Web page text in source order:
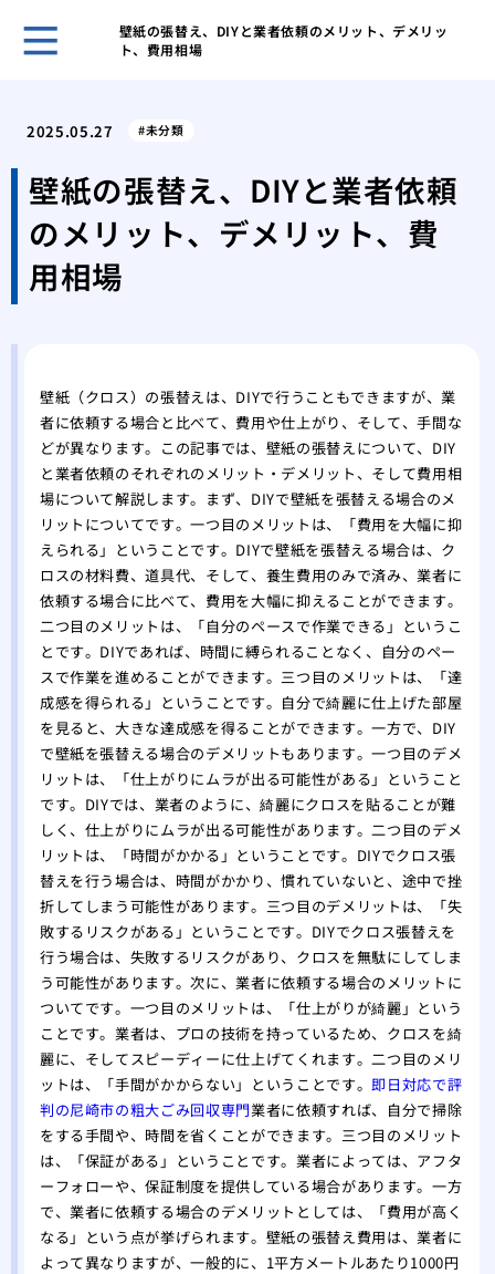
壁紙の張替え、DIYと業者依頼のメリット、デメリッ
ト、費用相場
す
ゴ
際
業
際
2025.05.27 未分類
壁紙の張替え、DIYと業者依頼
のメリット、デメリット、費
用相場
壁紙（クロス）の張替えは、DIYで行うこともできますが、業
者に依頼する場合と比べて、費用や仕上がり、そして、手間な
どが異なります。この記事では、壁紙の張替えについて、DIY
と業者依頼のそれぞれのメリット・デメリット、そして費用相
場について解説します。まず、DIYで壁紙を張替える場合のメ
リットについてです。一つ目のメリットは、「費用を大幅に抑
えられる」ということです。DIYで壁紙を張替える場合は、ク
ロスの材料費、道具代、そして、養生費用のみで済み、業者に
依頼する場合に比べて、費用を大幅に抑えることができます。
二つ目のメリットは、「自分のペースで作業できる」というこ
とです。DIYであれば、時間に縛られることなく、自分のペー
スで作業を進めることができます。三つ目のメリットは、「達
成感を得られる」ということです。自分で綺麗に仕上げた部屋
を見ると、大きな達成感を得ることができます。一方で、DIY
で壁紙を張替える場合のデメリットもあります。一つ目のデメ
リットは、「仕上がりにムラが出る可能性がある」ということ
です。DIYでは、業者のように、綺麗にクロスを貼ることが難
しく、仕上がりにムラが出る可能性があります。二つ目のデメ
リットは、「時間がかかる」ということです。DIYでクロス張
替えを行う場合は、時間がかかり、慣れていないと、途中で挫
折してしまう可能性があります。三つ目のデメリットは、「失
敗するリスクがある」ということです。DIYでクロス張替えを
行う場合は、失敗するリスクがあり、クロスを無駄にしてしま
う可能性があります。次に、業者に依頼する場合のメリットに
ついてです。一つ目のメリットは、「仕上がりが綺麗」という
ことです。業者は、プロの技術を持っているため、クロスを綺
麗に、そしてスピーディーに仕上げてくれます。二つ目のメリ
ットは、「手間がかからない」ということです。即日対応で評
判の尼崎市の粗大ごみ回収専門業者に依頼すれば、自分で掃除
をする手間や、時間を省くことができます。三つ目のメリット
は、「保証がある」ということです。業者によっては、アフタ
ーフォローや、保証制度を提供している場合があります。一方
で、業者に依頼する場合のデメリットとしては、「費用が高く
なる」という点が挙げられます。壁紙の張替え費用は、業者に
よって異なりますが、一般的に、1平方メートルあたり1000円